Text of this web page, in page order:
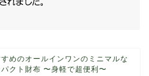
すめのオールインワンのミニマルな
パクト財布 〜身軽で超便利〜